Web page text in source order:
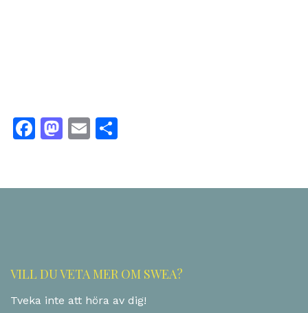
Facebook
Mastodon
Email
VILL DU VETA MER OM SWEA?
Tveka inte att höra av dig!